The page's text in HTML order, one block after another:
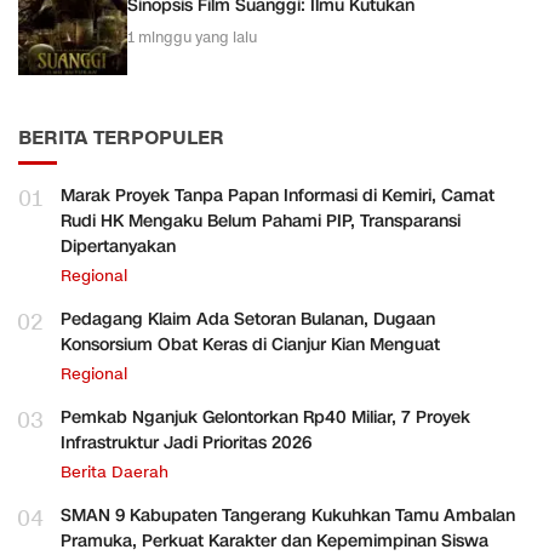
Sinopsis Film Suanggi: Ilmu Kutukan
1 minggu yang lalu
BERITA TERPOPULER
01
Marak Proyek Tanpa Papan Informasi di Kemiri, Camat
Rudi HK Mengaku Belum Pahami PIP, Transparansi
Dipertanyakan
Regional
02
Pedagang Klaim Ada Setoran Bulanan, Dugaan
Konsorsium Obat Keras di Cianjur Kian Menguat
Regional
03
Pemkab Nganjuk Gelontorkan Rp40 Miliar, 7 Proyek
Infrastruktur Jadi Prioritas 2026
Berita Daerah
04
SMAN 9 Kabupaten Tangerang Kukuhkan Tamu Ambalan
Pramuka, Perkuat Karakter dan Kepemimpinan Siswa